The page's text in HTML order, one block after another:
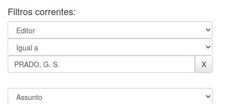
Filtros correntes: